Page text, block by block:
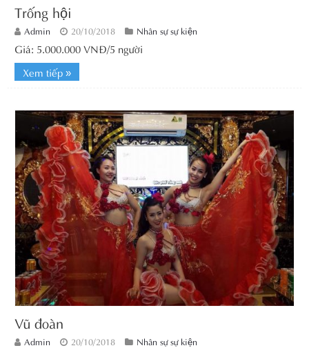
Trống hội
Admin 20/10/2018 Nhân sự sự kiện
Giá: 5.000.000 VNĐ/5 người
Xem tiếp »
Vũ đoàn
Admin 20/10/2018 Nhân sự sự kiện